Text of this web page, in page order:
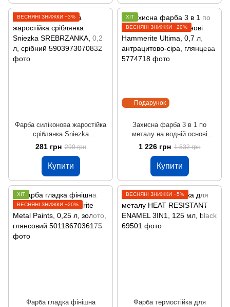
ВЕСНЯНІ ЗНИЖКИ −3%
Фарба силіконова жаростійка
сріблянка Sniezka
SREBRZANKA, 0,2 л, срібний
281 грн 290 грн
Купити
Подарунок
ХІТ
ВЕСНЯНІ ЗНИЖКИ −20%
Захисна фарба 3 в 1 по
металу на водній основі
Hammerite Ultima, 0,7 л,
антрацитово-сіра, глянцева
1 226 грн 1 532 грн
Купити
ХІТ
ВЕСНЯНІ ЗНИЖКИ −20%
Фарба гладка фінішна
ВЕСНЯНІ ЗНИЖКИ −5%
Фарба термостійка для